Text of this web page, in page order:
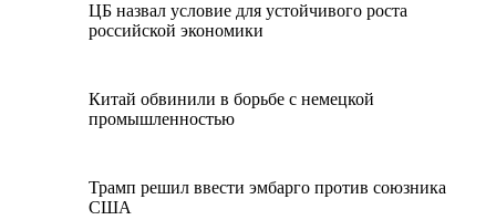
ЦБ назвал условие для устойчивого роста
российской экономики
Китай обвинили в борьбе с немецкой
промышленностью
Трамп решил ввести эмбарго против союзника
США